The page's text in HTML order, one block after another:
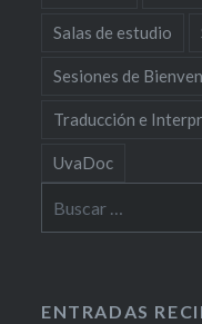
Salas de estudio
Sesiones de
Traducción e
UvaDoc
ENTRADAS